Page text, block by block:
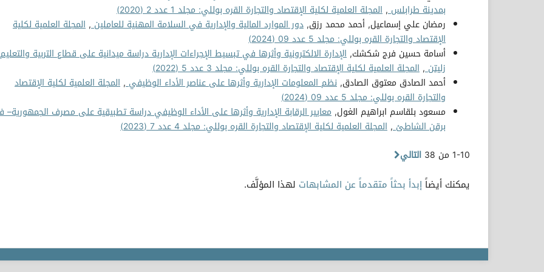
بمدينة طرابلس, المجلة العلمية لكلية الإقتصاد والتجارة القره بوللي: مجلد 1 عدد 2 (2020)
رمضان علي إسماعيل, أحمد محمد رزق, دور الموارد المالية والإدارية في السلامة المهنية للعاملين, المجلة العلمية لكلية
الإقتصاد والتجارة القره بوللي: مجلد 5 عدد 09 (2024)
أسامة حسين فرج شكشك, الإدارة الالكترونية وأثرها في تبسيط الإجراءات الإدارية دراسة ميدانية على قطاع التربية والتعليم
زليتن, المجلة العلمية لكلية الإقتصاد والتجارة القره بوللي: مجلد 3 عدد 5 (2022)
أحمد الصادق معتوق الصادق, نظم المعلومات الإدارية وأثرها على عناصر الأداء الوظيفي, المجلة العلمية لكلية الإقتصاد
والتجارة القره بوللي: مجلد 5 عدد 09 (2024)
مسعود بلقاسم ابراهيم الغول, معايير الرقابة الإدارية وأثرها على الأداء الوظيفي دراسة تطبيقية على مصرف الجمهورية–
برقن الشاطئ, المجلة العلمية لكلية الإقتصاد والتجارة القره بوللي: مجلد 4 عدد 7 (2023)
1-10 من 38
التالي
يمكنك أيضاًإبدأ بحثاً متقدماً عن المشابهات لهذا المؤلَّف.